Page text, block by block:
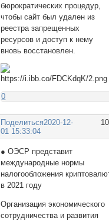
бюрократических процедур,
чтобы сайт был удален из
реестра запрещенных
ресурсов и доступ к нему
вновь восстановлен.
0
Поделиться2020-12-
01 15:33:04
● ОЭСР представит
международные нормы
налогообложения
в 2021 году
Организация экономического
сотрудничества и развития